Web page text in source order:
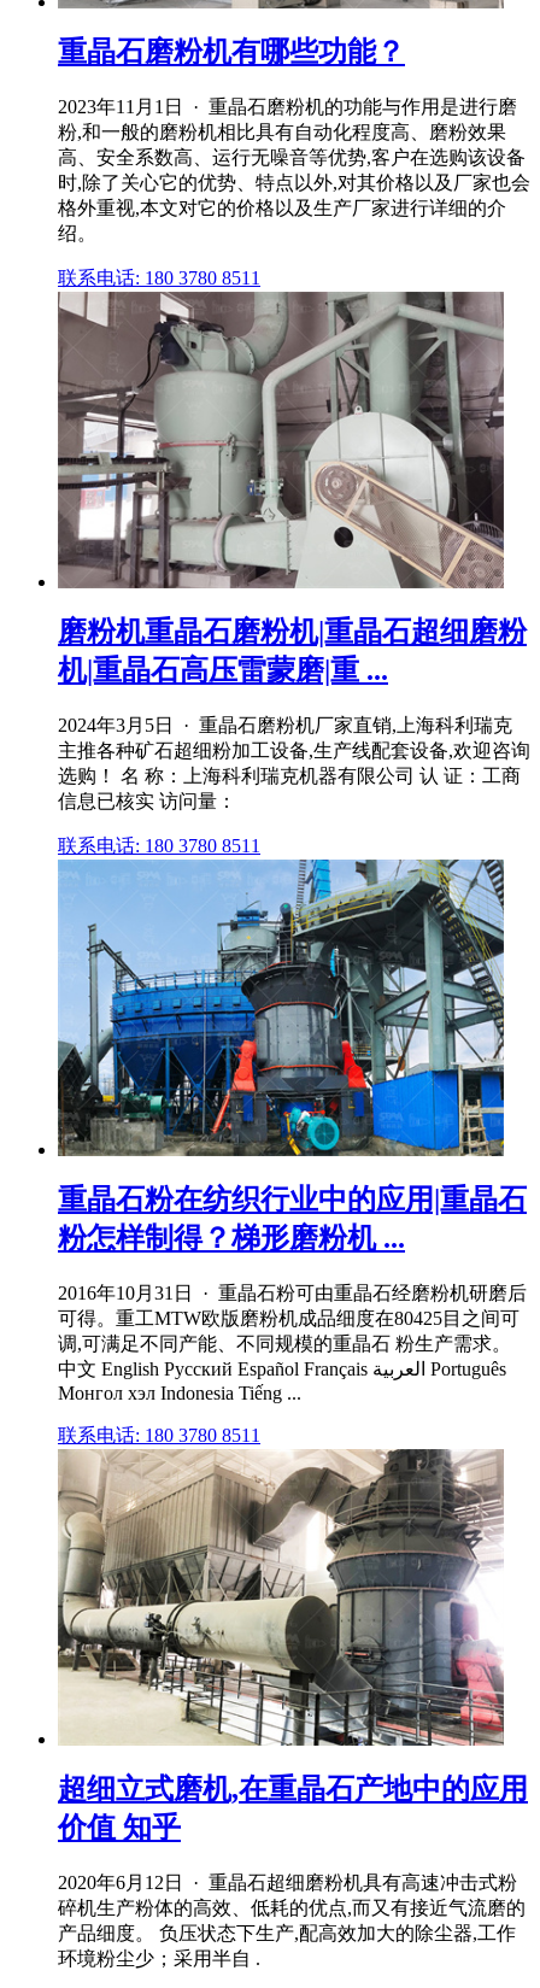
重晶石磨粉机有哪些功能？
2023年11月1日 · 重晶石磨粉机的功能与作用是进行磨
粉,和一般的磨粉机相比具有自动化程度高、磨粉效果
高、安全系数高、运行无噪音等优势,客户在选购该设备
时,除了关心它的优势、特点以外,对其价格以及厂家也会
格外重视,本文对它的价格以及生产厂家进行详细的介
绍。
联系电话: 180 3780 8511
磨粉机重晶石磨粉机|重晶石超细磨粉
机|重晶石高压雷蒙磨|重 ...
2024年3月5日 · 重晶石磨粉机厂家直销,上海科利瑞克
主推各种矿石超细粉加工设备,生产线配套设备,欢迎咨询
选购！ 名 称：上海科利瑞克机器有限公司 认 证：工商
信息已核实 访问量：
联系电话: 180 3780 8511
重晶石粉在纺织行业中的应用|重晶石
粉怎样制得？梯形磨粉机 ...
2016年10月31日 · 重晶石粉可由重晶石经磨粉机研磨后
可得。重工MTW欧版磨粉机成品细度在80425目之间可
调,可满足不同产能、不同规模的重晶石 粉生产需求。
中文 English Русский Español Français العربية Português
Монгол хэл Indonesia Tiếng ...
联系电话: 180 3780 8511
超细立式磨机,在重晶石产地中的应用
价值 知乎
2020年6月12日 · 重晶石超细磨粉机具有高速冲击式粉
碎机生产粉体的高效、低耗的优点,而又有接近气流磨的
产品细度。 负压状态下生产,配高效加大的除尘器,工作
环境粉尘少；采用半自 .